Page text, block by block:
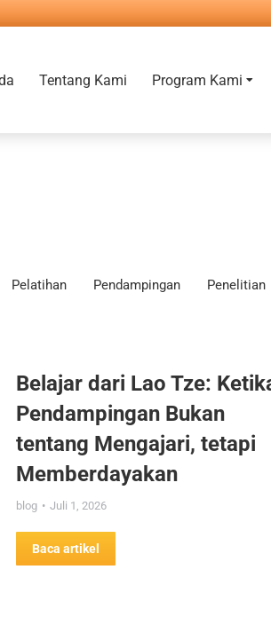
Tentang Kami Program Kami
Pelatihan Pendampingan Penelitian
Belajar dari Lao Tze:
Pendampingan Bukan
tentang Mengajari, tetapi
Memberdayakan
blog Juli 1, 2026
Baca artikel